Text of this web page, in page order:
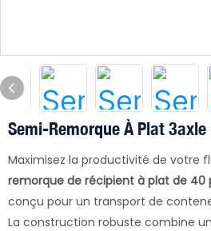
Semi-Remorque À Plat 3axle
Maximisez la productivité de votre
remorque de récipient à plat de 40
conçu pour un transport de
La construction robuste combine